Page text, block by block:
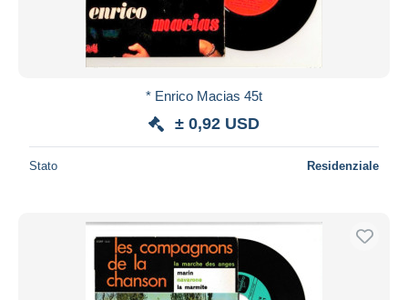
* Enrico Macias 45t
± 0,92 USD
Stato Residenziale